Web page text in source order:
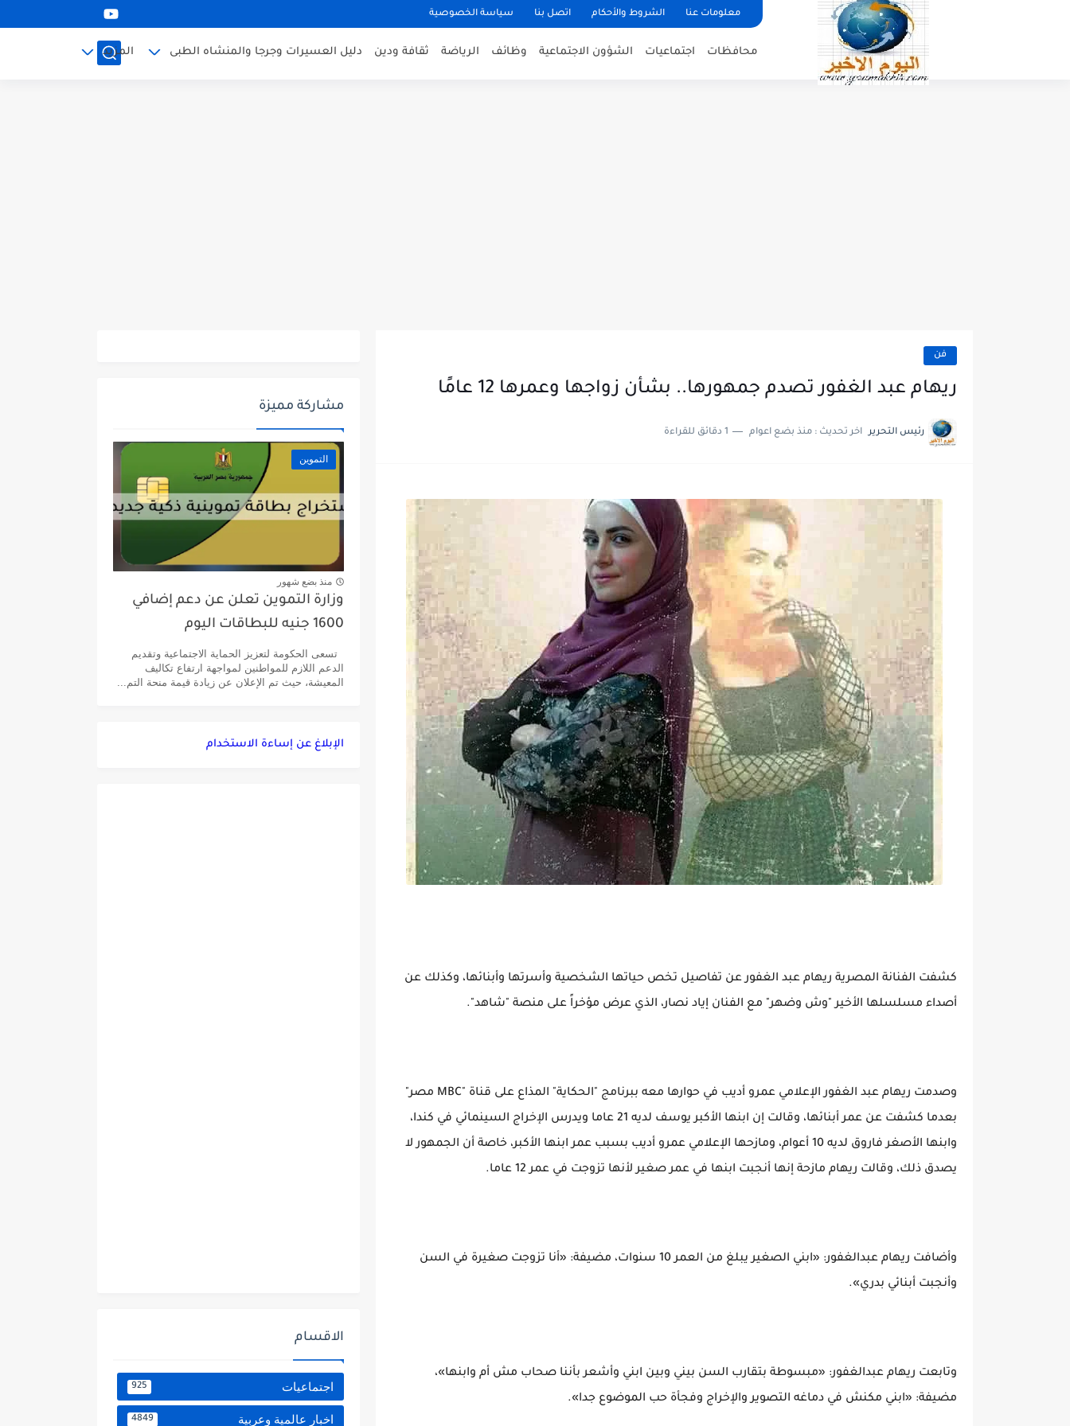
معلومات عنا الشروط والأحكام اتصل بنا سياسة الخصوصية
محافظات اجتماعيات الشؤون الاجتماعية وظائف الرياضة ثقافة ودين دليل العسيرات وجرجا والمنشاه الطبى المزيد
فن
ريهام عبد الغفور تصدم جمهورها.. بشأن زواجها وعمرها 12 عامًا
رئيس التحرير اخر تحديث : منذ بضع اعوام 1 دقائق للقراءة
كشفت الفنانة المصرية ريهام عبد الغفور عن تفاصيل تخص حياتها الشخصية وأسرتها وأبنائها، وكذلك عن
أصداء مسلسلها الأخير "وش وضهر" مع الفنان إياد نصار، الذي عرض مؤخراً على منصة "شاهد".
وصدمت ريهام عبد الغفور الإعلامي عمرو أديب في حوارها معه ببرنامج "الحكاية" المذاع على قناة "MBC مصر"
بعدما كشفت عن عمر أبنائها، وقالت إن ابنها الأكبر يوسف لديه 21 عاما ويدرس الإخراج السينمائي في كندا،
وابنها الأصغر فاروق لديه 10 أعوام، ومازحها الإعلامي عمرو أديب بسبب عمر ابنها الأكبر، خاصة أن الجمهور لا
يصدق ذلك، وقالت ريهام مازحة إنها أنجبت ابنها في عمر صغير لأنها تزوجت في عمر 12 عاما.
وأضافت ريهام عبدالغفور: «ابني الصغير يبلغ من العمر 10 سنوات، مضيفة: «أنا تزوجت صغيرة في السن
وأنجبت أبنائي بدري».
وتابعت ريهام عبدالغفور: «مبسوطة بتقارب السن بيني وبين ابني وأشعر بأننا صحاب مش أم وابنها»،
مضيفة: «ابني مكنش في دماغه التصوير والإخراج وفجأة حب الموضوع جدا».
مشاركة مميزة
التموين
منذ بضع شهور
وزارة التموين تعلن عن دعم إضافي
1600 جنيه للبطاقات اليوم
تسعى الحكومة لتعزيز الحماية الاجتماعية وتقديم
الدعم اللازم للمواطنين لمواجهة ارتفاع تكاليف
المعيشة، حيث تم الإعلان عن زيادة قيمة منحة التم...
الإبلاغ عن إساءة الاستخدام
الاقسام
اجتماعيات 925
اخبار عالمية وعربية 4849